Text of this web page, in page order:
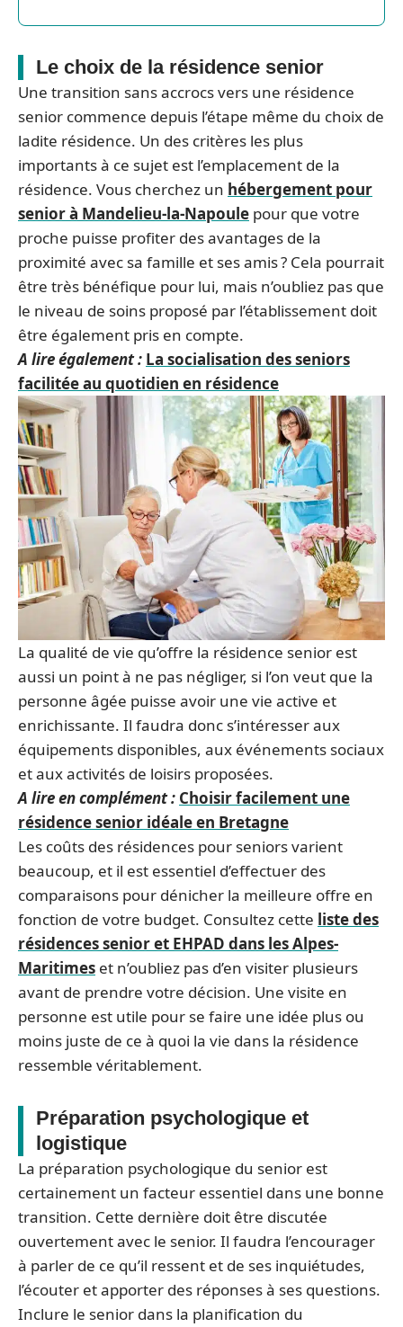
Le choix de la résidence senior
Une transition sans accrocs vers une résidence
senior commence depuis l’étape même du choix de
ladite résidence. Un des critères les plus
importants à ce sujet est l’emplacement de la
résidence. Vous cherchez un hébergement pour
senior à Mandelieu-la-Napoule pour que votre
proche puisse profiter des avantages de la
proximité avec sa famille et ses amis ? Cela pourrait
être très bénéfique pour lui, mais n’oubliez pas que
le niveau de soins proposé par l’établissement doit
être également pris en compte.
A lire également : La socialisation des seniors
facilitée au quotidien en résidence
La qualité de vie qu’offre la résidence senior est
aussi un point à ne pas négliger, si l’on veut que la
personne âgée puisse avoir une vie active et
enrichissante. Il faudra donc s’intéresser aux
équipements disponibles, aux événements sociaux
et aux activités de loisirs proposées.
A lire en complément : Choisir facilement une
résidence senior idéale en Bretagne
Les coûts des résidences pour seniors varient
beaucoup, et il est essentiel d’effectuer des
comparaisons pour dénicher la meilleure offre en
fonction de votre budget. Consultez cette liste des
résidences senior et EHPAD dans les Alpes-
Maritimes et n’oubliez pas d’en visiter plusieurs
avant de prendre votre décision. Une visite en
personne est utile pour se faire une idée plus ou
moins juste de ce à quoi la vie dans la résidence
ressemble véritablement.
Préparation psychologique et
logistique
La préparation psychologique du senior est
certainement un facteur essentiel dans une bonne
transition. Cette dernière doit être discutée
ouvertement avec le senior. Il faudra l’encourager
à parler de ce qu’il ressent et de ses inquiétudes,
l’écouter et apporter des réponses à ses questions.
Inclure le senior dans la planification du